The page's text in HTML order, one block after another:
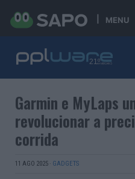
MENU
Garmin e MyLaps
revolucionar a
corrida
11 AGO 2025 · GADGETS